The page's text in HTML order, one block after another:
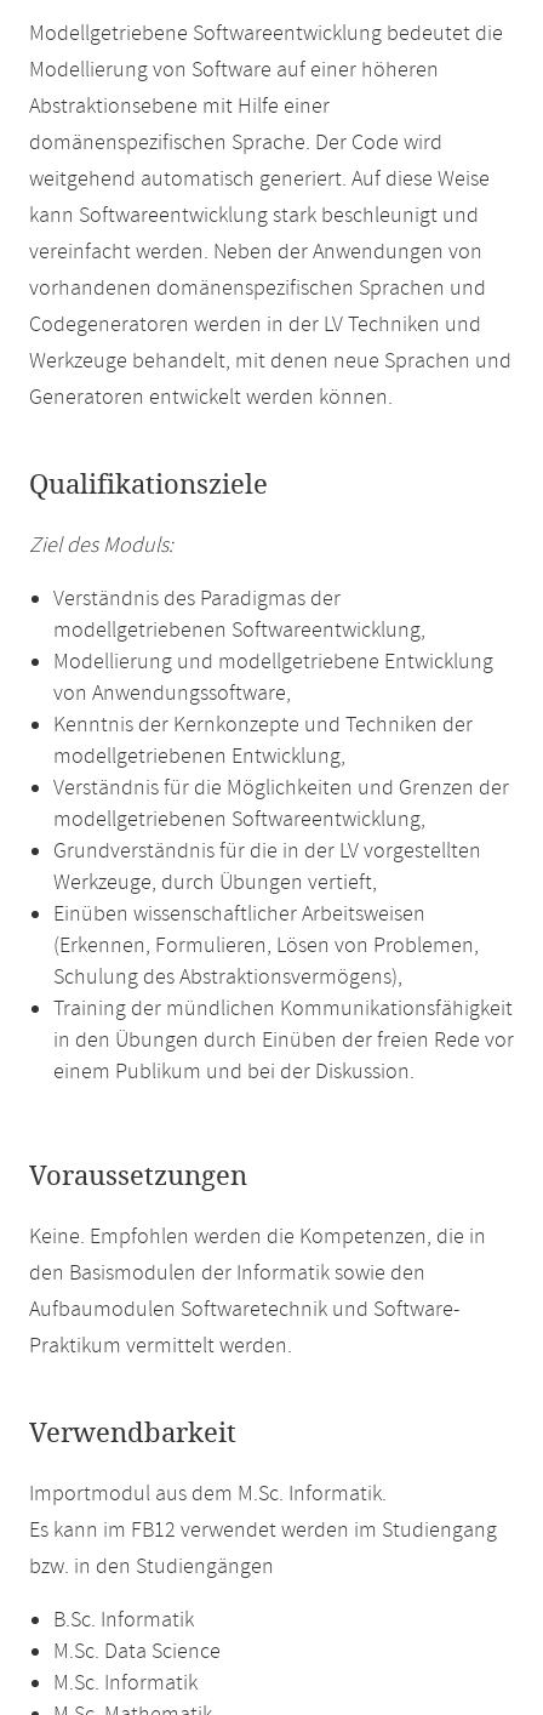
Modellgetriebene Softwareentwicklung bedeutet die
Modellierung von Software auf einer höheren
Abstraktionsebene mit Hilfe einer
domänenspezifischen Sprache. Der Code wird
weitgehend automatisch generiert. Auf diese Weise
kann Softwareentwicklung stark beschleunigt und
vereinfacht werden. Neben der Anwendungen von
vorhandenen domänenspezifischen Sprachen und
Codegeneratoren werden in der LV Techniken und
Werkzeuge behandelt, mit denen neue Sprachen und
Generatoren entwickelt werden können.
Qualifikationsziele
Ziel des Moduls:
Verständnis des Paradigmas der
modellgetriebenen Softwareentwicklung,
Modellierung und modellgetriebene Entwicklung
von Anwendungssoftware,
Kenntnis der Kernkonzepte und Techniken der
modellgetriebenen Entwicklung,
Verständnis für die Möglichkeiten und Grenzen der
modellgetriebenen Softwareentwicklung,
Grundverständnis für die in der LV vorgestellten
Werkzeuge, durch Übungen vertieft,
Einüben wissenschaftlicher Arbeitsweisen
(Erkennen, Formulieren, Lösen von Problemen,
Schulung des Abstraktionsvermögens),
Training der mündlichen Kommunikationsfähigkeit
in den Übungen durch Einüben der freien Rede vor
einem Publikum und bei der Diskussion.
Voraussetzungen
Keine. Empfohlen werden die Kompetenzen, die in
den Basismodulen der Informatik sowie den
Aufbaumodulen Softwaretechnik und Software-
Praktikum vermittelt werden.
Verwendbarkeit
Importmodul aus dem M.Sc. Informatik.
Es kann im FB12 verwendet werden im Studiengang
bzw. in den Studiengängen
B.Sc. Informatik
M.Sc. Data Science
M.Sc. Informatik